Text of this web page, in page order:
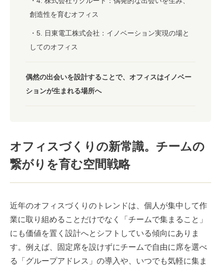
創造性を育むオフィス
5. 日東電工株式会社：イノベーション実現の場と
してのオフィス
偶然の出会いを設計することで、オフィスはイノベー
ションが生まれる場所へ
オフィスづくりの新常識。チームの
繋がりを育む空間戦略
近年のオフィスづくりのトレンドは、個人が集中して作
業に取り組めることだけでなく「チームで集まること」
にも価値を置く設計へとシフトしている傾向にありま
す。例えば、固定席を設けずにチームで自由に席を選べ
る「グループアドレス」の導入や、いつでも気軽に集ま